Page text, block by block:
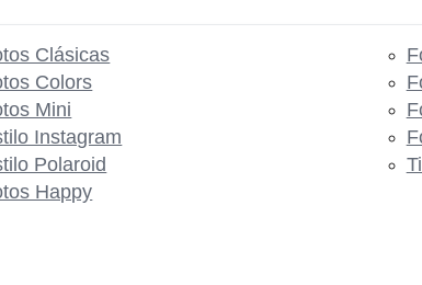
Clásicas
Colors
Mini
Instagram
Polaroid
Happy